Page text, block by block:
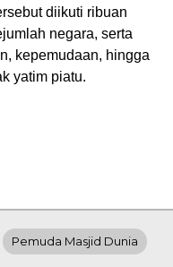
diikuti ribuan
negara, serta
kepemudaan, hingga
yatim piatu.
Pemuda Masjid Dunia